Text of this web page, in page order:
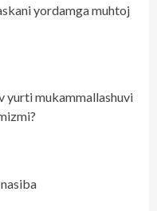
yordamga muhtoj
yurti mukammallashuvi